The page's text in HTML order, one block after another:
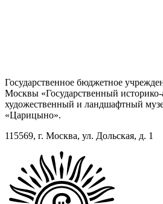
Государственное бюджетное
Москвы «Государственный
художественный и ландшафтный
«Царицыно».
115569, г. Москва, ул. Дольская, д. 1